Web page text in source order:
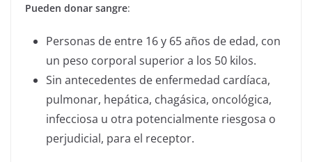
Pueden donar sangre:
Personas de entre 16 y 65 años de edad, con
un peso corporal superior a los 50 kilos.
Sin antecedentes de enfermedad cardíaca,
pulmonar, hepática, chagásica, oncológica,
infecciosa u otra potencialmente riesgosa o
perjudicial, para el receptor.